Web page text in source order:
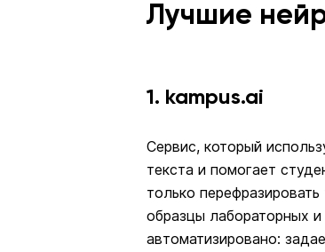
Лучшие
1. kampus.ai
Сервис, который
текста и помогает
только
образцы лабораторных
автоматизировано: